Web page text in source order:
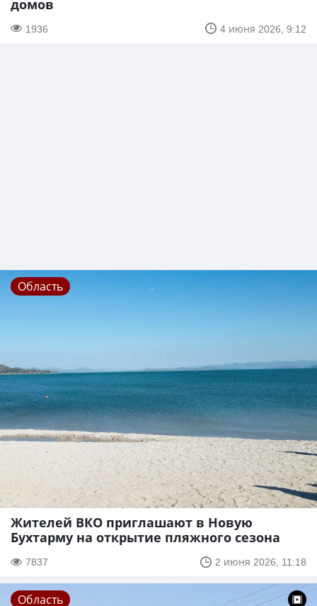
домов
1936 4 июня 2026, 9:12
Область
Жителей ВКО приглашают в Новую
Бухтарму на открытие пляжного сезона
7837 2 июня 2026, 11:18
Область